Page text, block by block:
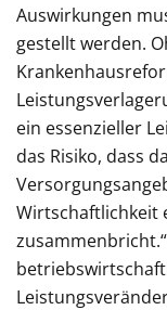
Auswirkungen
gestellt werden.
ein essenzieller
das Risiko, dass
Wirtschaftlichkeit